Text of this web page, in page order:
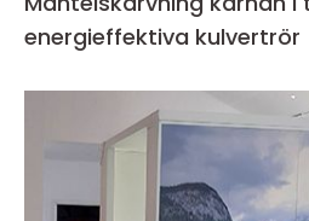
energieffektiva kulvertrör